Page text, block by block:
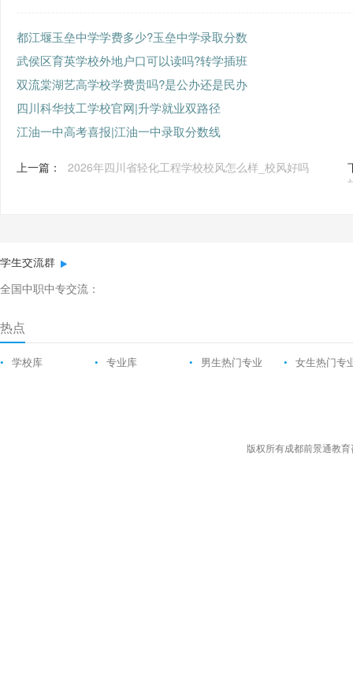
都江堰玉垒中学学费多少?玉垒中学录取分数
武侯区育英学校外地户口可以读吗?转学插班
双流棠湖艺高学校学费贵吗?是公办还是民办
四川科华技工学校官网|升学就业双路径
江油一中高考喜报|江油一中录取分数线
上一篇： 2026年四川省轻化工程学校校风怎么样_校风好吗
学生交流群
全国中职中专交流：
热点
• 学校库 • 专业库 • 男生热门专业 • 女生热门专
版权所有成都前景通教